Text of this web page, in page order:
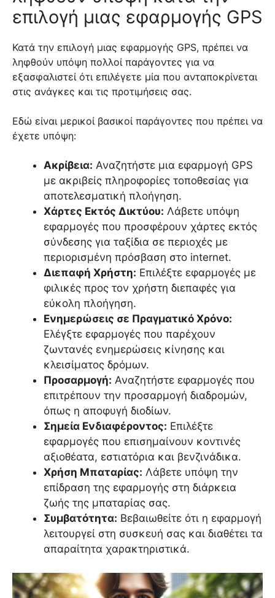
επιλογή μιας εφαρμογής GPS
Κατά την επιλογή μιας εφαρμογής GPS, πρέπει να
ληφθούν υπόψη πολλοί παράγοντες για να
εξασφαλιστεί ότι επιλέγετε μία που ανταποκρίνεται
στις ανάγκες και τις προτιμήσεις σας.
Εδώ είναι μερικοί βασικοί παράγοντες που πρέπει να
έχετε υπόψη:
Ακρίβεια: Αναζητήστε μια εφαρμογή GPS
με ακριβείς πληροφορίες τοποθεσίας για
αποτελεσματική πλοήγηση.
Χάρτες Εκτός Δικτύου: Λάβετε υπόψη
εφαρμογές που προσφέρουν χάρτες εκτός
σύνδεσης για ταξίδια σε περιοχές με
περιορισμένη πρόσβαση στο internet.
Διεπαφή Χρήστη: Επιλέξτε εφαρμογές με
φιλικές προς τον χρήστη διεπαφές για
εύκολη πλοήγηση.
Ενημερώσεις σε Πραγματικό Χρόνο:
Ελέγξτε εφαρμογές που παρέχουν
ζωντανές ενημερώσεις κίνησης και
κλεισίματος δρόμων.
Προσαρμογή: Αναζητήστε εφαρμογές που
επιτρέπουν την προσαρμογή διαδρομών,
όπως η αποφυγή διοδίων.
Σημεία Ενδιαφέροντος: Επιλέξτε
εφαρμογές που επισημαίνουν κοντινές
αξιοθέατα, εστιατόρια και βενζινάδικα.
Χρήση Μπαταρίας: Λάβετε υπόψη την
επίδραση της εφαρμογής στη διάρκεια
ζωής της μπαταρίας σας.
Συμβατότητα: Βεβαιωθείτε ότι η εφαρμογή
λειτουργεί στη συσκευή σας και διαθέτει τα
απαραίτητα χαρακτηριστικά.